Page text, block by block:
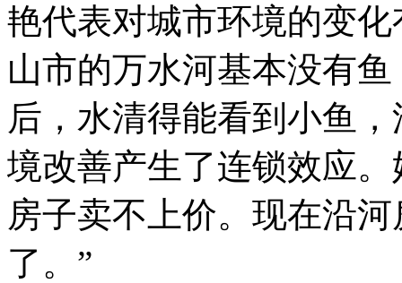
艳代表对城市环境的变
山市的万水河基本没有
后，水清得能看到小鱼
境改善产生了连锁效应
房子卖不上价。现在沿
了。”